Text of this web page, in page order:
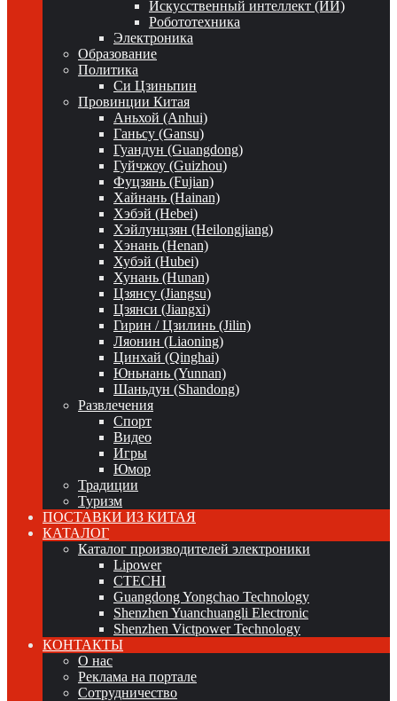
Искусственный интеллект (ИИ)
Робототехника
Электроника
Образование
Политика
Си Цзиньпин
Провинции Китая
Аньхой (Anhui)
Ганьсу (Gansu)
Гуандун (Guangdong)
Гуйчжоу (Guizhou)
Фуцзянь (Fujian)
Хайнань (Hainan)
Хэбэй (Hebei)
Хэйлунцзян (Heilongjiang)
Хэнань (Henan)
Хубэй (Hubei)
Хунань (Hunan)
Цзянсу (Jiangsu)
Цзянси (Jiangxi)
Гирин / Цзилинь (Jilin)
Ляонин (Liaoning)
Цинхай (Qinghai)
Юньнань (Yunnan)
Шаньдун (Shandong)
Развлечения
Спорт
Видео
Игры
Юмор
Традиции
Туризм
ПОСТАВКИ ИЗ КИТАЯ
КАТАЛОГ
Каталог производителей электроники
Lipower
CTECHI
Guangdong Yongchao Technology
Shenzhen Yuanchuangli Electronic
Shenzhen Victpower Technology
КОНТАКТЫ
О нас
Реклама на портале
Сотрудничество